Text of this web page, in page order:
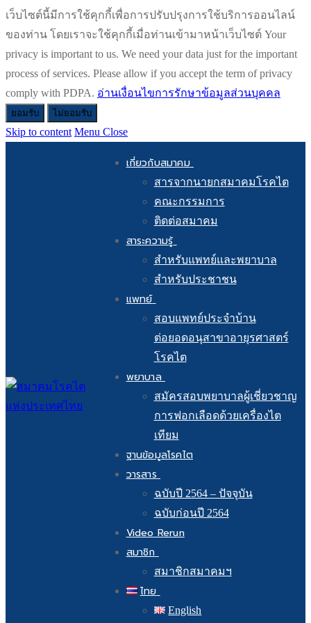
เว็บไซต์นี้มีการใช้คุกกี้เพื่อการปรับปรุงการใช้บริการออนไลน์
ของท่าน โดยเราจะใช้คุกกี้เมื่อท่านเข้ามาหน้าเว็บไซต์ Your
privacy is important to us. We need your data just for the important
process of services. Please allow if you accept the term of privacy
comply with PDPA. อ่านเงื่อนไขการรักษาข้อมูลส่วนบุคคล
ยอมรับ ไม่ยอมรับ
Skip to content Menu Close
เกี่ยวกับสมาคม
สารจากนายกสมาคมโรคไต
คณะกรรมการ
ติดต่อสมาคม
สาระความรู้
สำหรับแพทย์และพยาบาล
สำหรับประชาชน
แพทย์
สอบแพทย์ประจำบ้าน
ต่อยอดอนุสาขาอายุรศาสตร์
โรคไต
พยาบาล
สมัครสอบพยาบาลผู้เชี่ยวชาญ
การฟอกเลือดด้วยเครื่องไต
เทียม
ฐานข้อมูลโรคไต
วารสาร
ฉบับปี 2564 – ปัจจุบัน
ฉบับก่อนปี 2564
Video Rerun
สมาชิก
สมาชิกสมาคมฯ
ไทย
English